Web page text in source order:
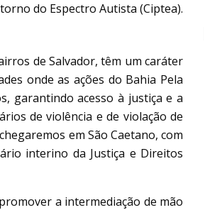
do Espectro Autista (Ciptea).
de Salvador, têm um caráter
onde as ações do Bahia Pela
garantindo acesso à justiça e a
de violência e de violação de
em São Caetano, com
interino da Justiça e Direitos
a intermediação de mão